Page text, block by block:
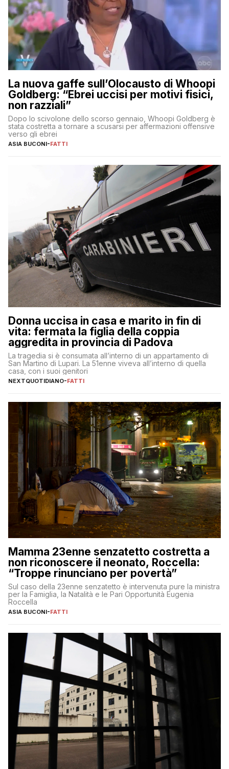
La nuova gaffe sull’Olocausto di Whoopi
Goldberg: “Ebrei uccisi per motivi fisici,
non razziali”
Dopo lo scivolone dello scorso gennaio, Whoopi Goldberg è
stata costretta a tornare a scusarsi per affermazioni offensive
verso gli ebrei
ASIA BUCONI-FATTI
Donna uccisa in casa e marito in fin di
vita: fermata la figlia della coppia
aggredita in provincia di Padova
La tragedia si è consumata all’interno di un appartamento di
San Martino di Lupari. La 51enne viveva all’interno di quella
casa, con i suoi genitori
NEXTQUOTIDIANO-FATTI
Mamma 23enne senzatetto costretta a
non riconoscere il neonato, Roccella:
“Troppe rinunciano per povertà”
Sul caso della 23enne senzatetto è intervenuta pure la ministra
per la Famiglia, la Natalità e le Pari Opportunità Eugenia
Roccella
ASIA BUCONI-FATTI